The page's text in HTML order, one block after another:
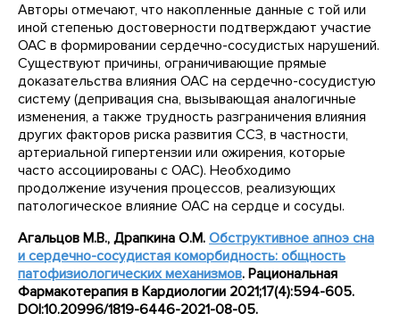
Авторы отмечают, что накопленные данные с той или
иной степенью достоверности подтверждают участие
ОАС в формировании сердечно-сосудистых нарушений.
Существуют причины, ограничивающие прямые
доказательства влияния ОАС на сердечно-сосудистую
систему (депривация сна, вызывающая аналогичные
изменения, а также трудность разграничения влияния
других факторов риска развития ССЗ, в частности,
артериальной гипертензии или ожирения, которые
часто ассоциированы с ОАС). Необходимо
продолжение изучения процессов, реализующих
патологическое влияние ОАС на сердце и сосуды.
Агальцов М.В., Драпкина О.М. Обструктивное апноэ сна
и сердечно-сосудистая коморбидность: общность
патофизиологических механизмов. Рациональная
Фармакотерапия в Кардиологии 2021;17(4):594-605.
DOI:10.20996/1819-6446-2021-08-05.